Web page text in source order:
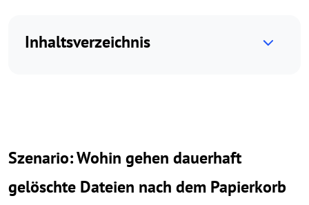
Inhaltsverzeichnis
Szenario: Wohin gehen dauerhaft
gelöschte Dateien nach dem Papierkorb